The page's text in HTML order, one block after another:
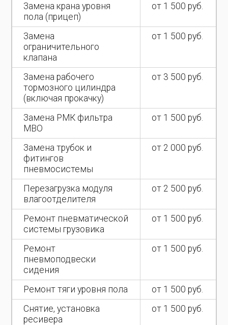
Замена крана уровня
пола (прицеп)
от 1 500 руб.
Замена
ограничительного
клапана
от 1 500 руб.
Замена рабочего
тормозного цилиндра
(включая прокачку)
от 3 500 руб.
Замена РМК фильтра
МВО
от 1 500 руб.
Замена трубок и
фитингов
пневмосистемы
от 2 000 руб.
Перезагрузка модуля
влагоотделителя
от 2 500 руб.
Ремонт пневматической
системы грузовика
от 1 500 руб.
Ремонт
пневмоподвески
сидения
от 1 500 руб.
Ремонт тяги уровня пола
от 1 500 руб.
Снятие, установка
ресивера
от 1 500 руб.